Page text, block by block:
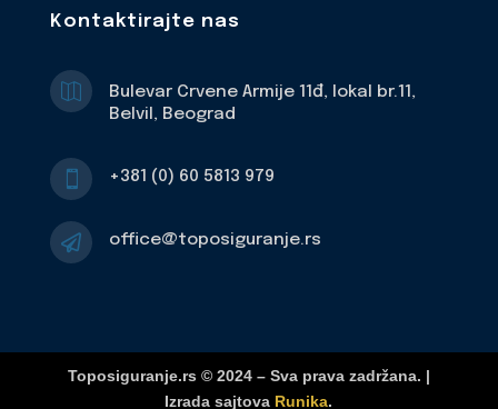
Kontaktirajte nas

Bulevar Crvene Armije 11đ, lokal br.11,
Belvil, Beograd
 +381 (0) 60 5813 979
 office@toposiguranje.rs
Toposiguranje.rs © 2024 – Sva prava zadržana. |
Izrada sajtova Runika.